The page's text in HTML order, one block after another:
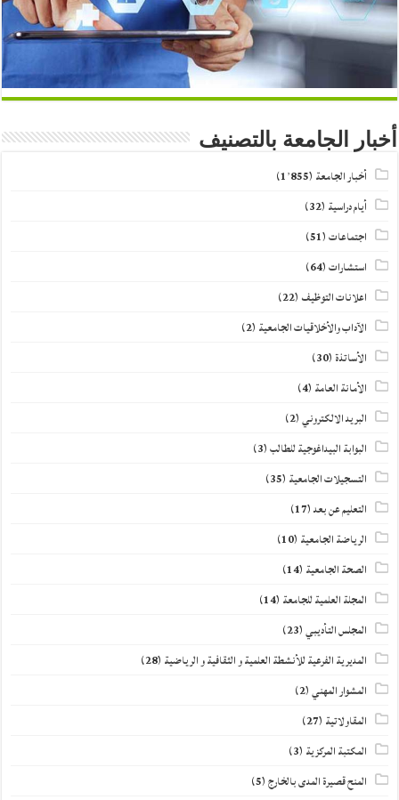
أخبار الجامعة بالتصنيف
أخبار الجامعة (1٬855)
أيام دراسية (32)
اجتماعات(51)
استشارات(64)
اعلانات التوظيف (22)
الآداب والأخلاقيات الجامعية (2)
الأساتذة(30)
الأمانة العامة (4)
البريد الالكتروني(2)
البوابة البيداغوجية للطالب(3)
التسجيلات الجامعية (35)
التعليم عن بعد(17)
الرياضة الجامعية (10)
الصحة الجامعية (14)
المجلة العلمية للجامعة (14)
المجلس التأديبي(23)
المديرية الفرعية للأنشطة العلمية و الثقافية و الرياضية (28)
المشوار المهني(2)
المقاولاتية (27)
المكتبة المركزية (3)
المنح قصيرة المدى بالخارج(5)